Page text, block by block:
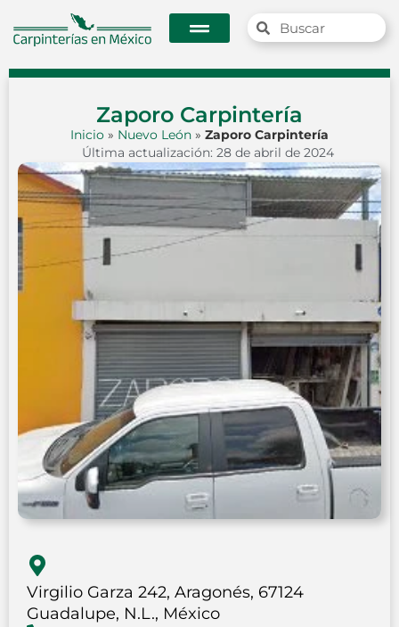
Zaporo Carpintería
Inicio » Nuevo León » Zaporo Carpintería
Última actualización: 28 de abril de 2024
Virgilio Garza 242, Aragonés, 67124
Guadalupe, N.L., México